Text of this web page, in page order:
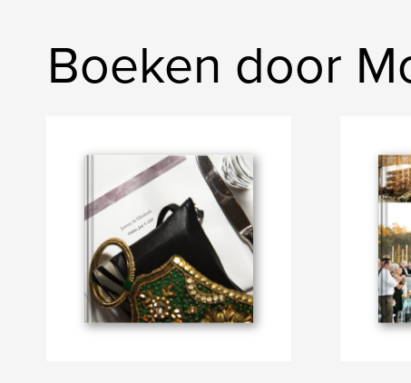
Boeken door